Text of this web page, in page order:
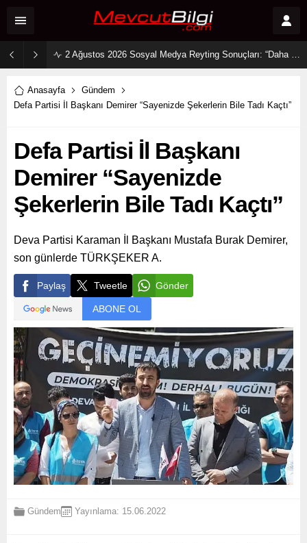
2 Ağustos 2026 Sosyal Medya Reyting Sonuçları: “Daha 17” Ekranlara Ambargo Koydu!
Anasayfa
Gündem
Defa Partisi İl Başkanı Demirer “Sayenizde Şekerlerin Bile Tadı Kaçtı”
Defa Partisi İl Başkanı
Demirer “Sayenizde
Şekerlerin Bile Tadı Kaçtı”
Deva Partisi Karaman İl Başkanı Mustafa Burak Demirer,
son günlerde TÜRKŞEKER A.
Paylaş Tweetle Gönder
ABONE OL
Gündem Yayınlama: 15.06.2022